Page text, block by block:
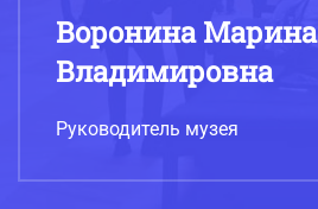
Воронина Марина
Владимировна
Руководитель музея